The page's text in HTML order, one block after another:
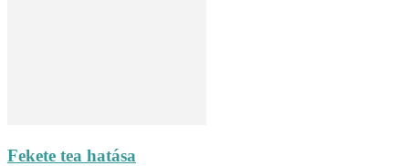
Fekete tea hatása